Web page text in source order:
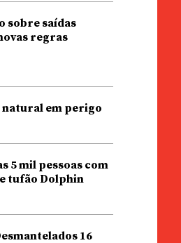
sobre saídas
regras
natural em perigo
5 mil pessoas com
tufão Dolphin
16